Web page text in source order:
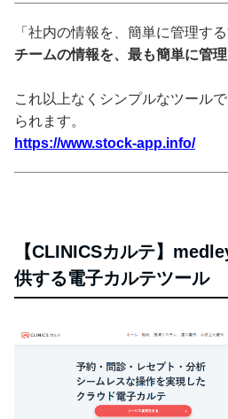
「社内の情報を、簡単に管理す
チームの情報を、最も簡単に管
これ以上なくシンプルなツール
られます。
https://www.stock-app.info/
【CLINICSカルテ】
供する電子カルテツール